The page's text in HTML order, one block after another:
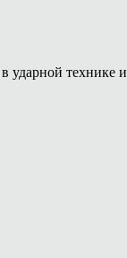
ударной технике